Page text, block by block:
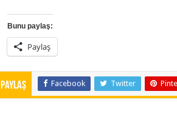
Bunu paylaş:
Paylaş
Paylaş Facebook Twitter